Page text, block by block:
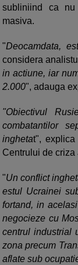
subliniind ca
masiva.
"Deocamdata,
considera
in actiune, iar
2.000", adauga
"Obiectivul
combatantilor
inghetat", explica
Centrului de criza
"Un conflict
estul Ucrainei
fortand, in
negocieze cu
centrul industrial
zona precum
aflate sub